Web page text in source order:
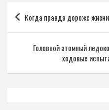
Навигация
по
записям
Когда правда дороже
Головной атомный
ходовые